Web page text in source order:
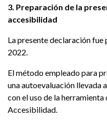
3. Preparación de la
accesibilidad
La presente declaración
2022.
El método empleado para
una autoevaluación llevada
con el uso de la
Accesibilidad.